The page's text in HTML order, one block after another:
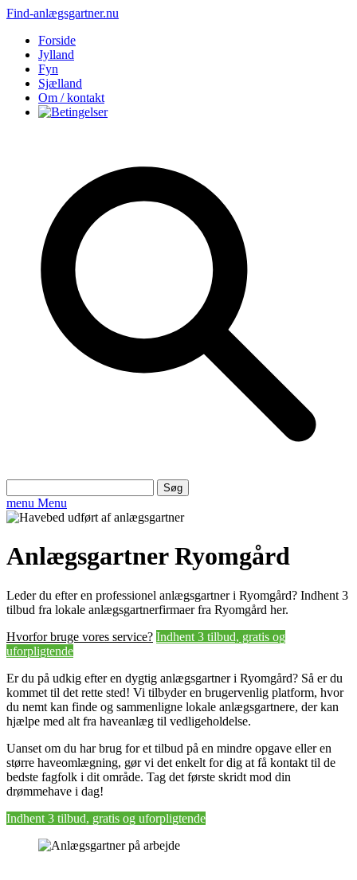
Find-anlægsgartner.nu
Forside
Jylland
Fyn
Sjælland
Om / kontakt
efter:
menu Menu
Anlægsgartner Ryomgård
Leder du efter en professionel anlægsgartner i Ryomgård? Indhent 3
tilbud fra lokale anlægsgartnerfirmaer fra Ryomgård her.
Hvorfor bruge vores service? Indhent 3 tilbud, gratis og
uforpligtende
Er du på udkig efter en dygtig anlægsgartner i Ryomgård? Så er du
kommet til det rette sted! Vi tilbyder en brugervenlig platform, hvor
du nemt kan finde og sammenligne lokale anlægsgartnere, der kan
hjælpe med alt fra haveanlæg til vedligeholdelse.
Uanset om du har brug for et tilbud på en mindre opgave eller en
større haveomlægning, gør vi det enkelt for dig at få kontakt til de
bedste fagfolk i dit område. Tag det første skridt mod din
drømmehave i dag!
Indhent 3 tilbud, gratis og uforpligtende